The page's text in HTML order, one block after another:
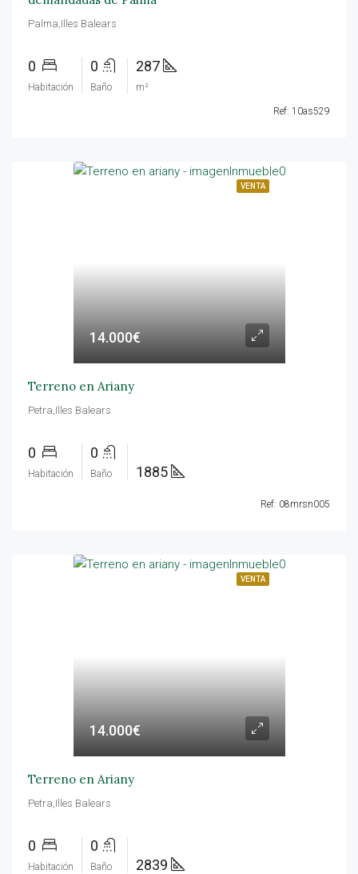
Palma,Illes Balears
0
Habitación
0
Baño
287
m²
Ref: 10as529
VENTA
14.000€
Terreno en Ariany
Petra,Illes Balears
0
Habitación
0
Baño 1885
Ref: 08mrsn005
VENTA
14.000€
Terreno en Ariany
Petra,Illes Balears
0
Habitación
0
Baño 2839